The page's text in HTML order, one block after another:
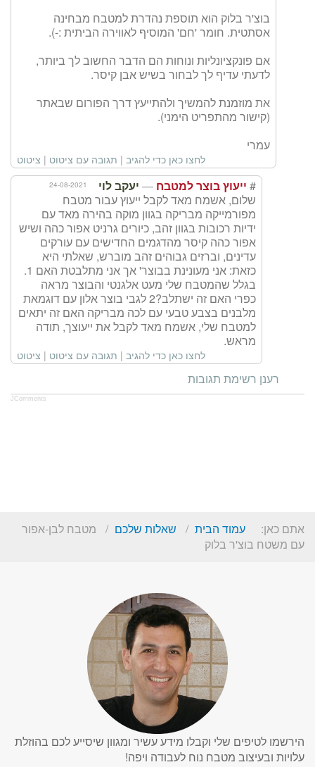
בוצ'ר בלוק הוא תוספת נהדרת למטבח מבחינה
אסתטית. חומר 'חם' המוסיף לאווירה הביתית :-).
אם פונקציונליות ונוחות הם הדבר החשוב לך ביותר,
לדעתי עדיף לך לבחור בשיש אבן קיסר.
את מוזמנת להמשיך ולהתייעץ דרך הפורום שבאתר
(קישור מהתפריט הימני).
עמרי
לחצו כאן כדי להגיב | תגובה עם ציטוט | ציטוט
# ייעוץ בוצר למטבח — יעקב לוי 24-08-2021
שלום, אשמח מאד לקבל ייעוץ עבור מטבח
מפורמייקה מבריקה בגוון מוקה בהירה מאד עם
ידיות רכובות בגוון זהב, כיורים גרניט אפור כהה ושיש
אפור כהה קיסר מהדגמים החדישים עם עורקים
עדינים, וברזים גבוהים זהב מוברש, שאלתי היא
כזאת: אני מעונינת בבוצר' אך אני מתלבטת האם 1.
בגלל שהמטבח שלי מעט אלגנטי והבוצר מראה
כפרי האם זה ישתלב?2 לגבי בוצר אלון עם דוגמאת
מלבנים בצבע טבעי עם לכה מבריקה האם זה יתאים
למטבח שלי, אשמח מאד לקבל את ייעוצך, תודה
מראש.
לחצו כאן כדי להגיב | תגובה עם ציטוט | ציטוט
רענן רשימת תגובות
JComments
אתם כאן: עמוד הבית שאלות שלכם
מטבח לבן-אפור
עם משטח בוצ'ר בלוק
הירשמו לטיפים שלי וקבלו מידע עשיר ומגוון שיסייע לכם בהוזלת
עלויות ובעיצוב מטבח נוח לעבודה ויפה!